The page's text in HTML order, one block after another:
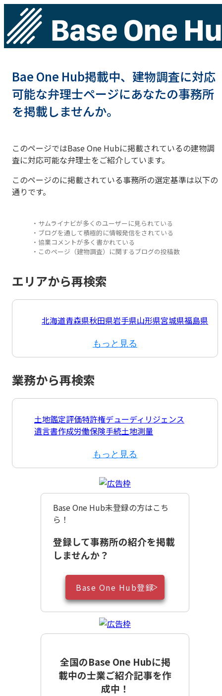
Bae One Hub掲載中、建物調査に対応
可能な弁理士ページにあなたの事務所
を掲載しませんか。
このページではBase One Hubに掲載されているの建物調
査に対応可能な弁理士をご紹介しています。
このページのに掲載されている事務所の選定基準は以下の
通りです。
・サムライナビが多くのユーザーに見られている
・ブログを通して積極的に情報発信をされている
・協業コメントが多く書かれている
・このページ（建物調査）に関するブログの投稿数
エリアから再検索
北海道青森県秋田県岩手県山形県宮城県福島県
もっと見る
業務から再検索
土地鑑定評価特許権デューディリジェンス
遺言書作成労働保険手続土地測量
もっと見る
Base One Hub未登録の方はこち
ら！
登録して事務所の紹介を掲載
しませんか？
Base One Hub登録
全国のBase One Hubに掲
載中の士業ご紹介記事を作
成中！